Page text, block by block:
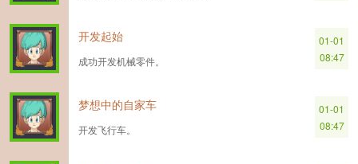
开发起始
成功开发机械零件。
01-01
08:47
梦想中的自家车
开发飞行车。
01-01
08:47